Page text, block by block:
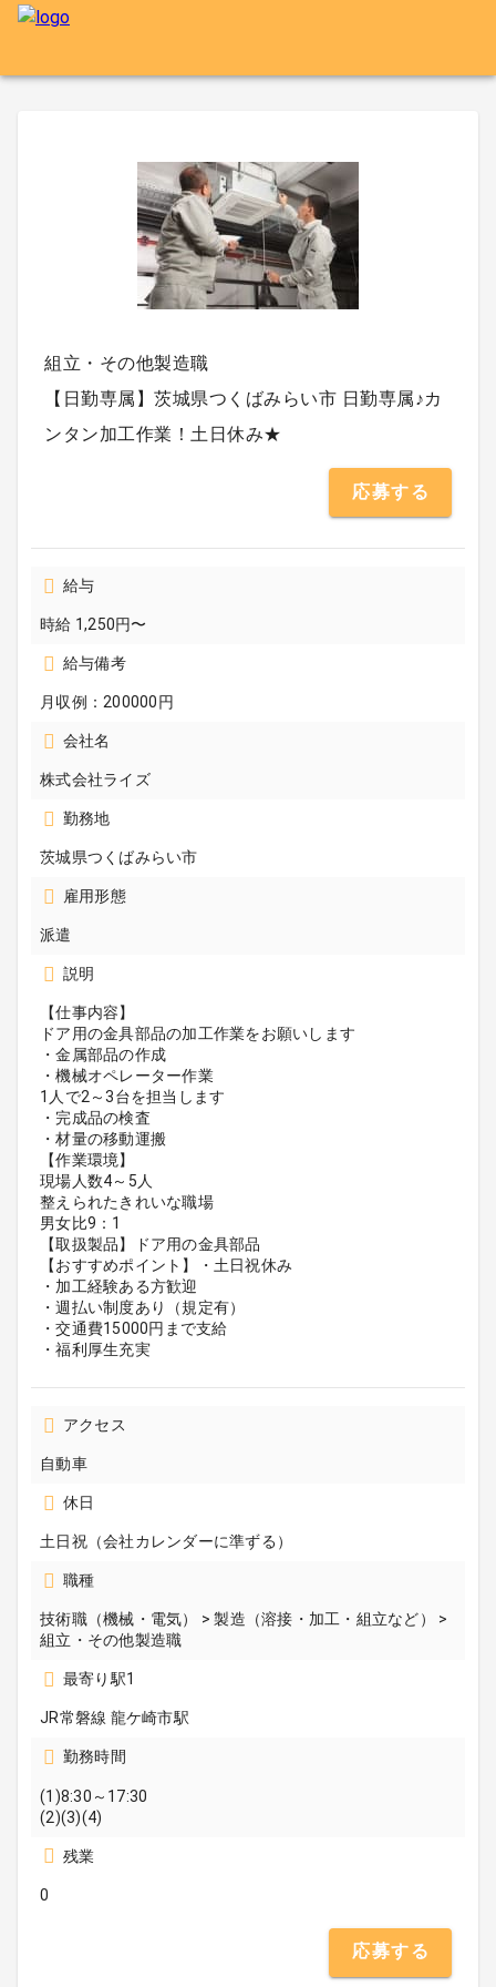
組立・その他製造職
【日勤専属】茨城県つくばみらい市 日勤専属♪カ
ンタン加工作業！土日休み★
応募する
給与
時給 1,250円〜
給与備考
月収例：200000円
会社名
株式会社ライズ
勤務地
茨城県つくばみらい市
雇用形態
派遣
説明
【仕事内容】
ドア用の金具部品の加工作業をお願いします
・金属部品の作成
・機械オペレーター作業
1人で2～3台を担当します
・完成品の検査
・材量の移動運搬
【作業環境】
現場人数4～5人
整えられたきれいな職場
男女比9：1
【取扱製品】ドア用の金具部品
【おすすめポイント】・土日祝休み
・加工経験ある方歓迎
・週払い制度あり（規定有）
・交通費15000円まで支給
・福利厚生充実
アクセス
自動車
休日
土日祝（会社カレンダーに準ずる）
職種
技術職（機械・電気） > 製造（溶接・加工・組立など） >
組立・その他製造職
最寄り駅1
JR常磐線 龍ケ崎市駅
勤務時間
(1)8:30～17:30
(2)(3)(4)
残業
0
応募する